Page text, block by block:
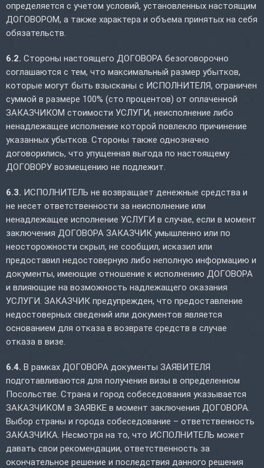
определяется с учетом условий, установленных настоящим
ДОГОВОРОМ, а также характера и объема принятых на себя
обязательств.
6.2. Стороны настоящего ДОГОВОРА безоговорочно
соглашаются с тем, что максимальный размер убытков,
которые могут быть взысканы с ИСПОЛНИТЕЛЯ, ограничен
суммой в размере 100% (сто процентов) от оплаченной
ЗАКАЗЧИКОМ стоимости УСЛУГИ, неисполнение либо
ненадлежащее исполнение которой повлекло причинение
указанных убытков. Стороны также однозначно
договорились, что упущенная выгода по настоящему
ДОГОВОРУ возмещению не подлежит.
6.3. ИСПОЛНИТЕЛЬ не возвращает денежные средства и
не несет ответственности за неисполнение или
ненадлежащее исполнение УСЛУГИ в случае, если в момент
заключения ДОГОВОРА ЗАКАЗЧИК умышленно или по
неосторожности скрыл, не сообщил, исказил или
предоставил недостоверную либо неполную информацию и
документы, имеющие отношение к исполнению ДОГОВОРА
и влияющие на возможность надлежащего оказания
УСЛУГИ. ЗАКАЗЧИК предупрежден, что предоставление
недостоверных сведений или документов является
основанием для отказа в возврате средств в случае
отказа в визе.
6.4. В рамках ДОГОВОРА документы ЗАЯВИТЕЛЯ
подготавливаются для получения визы в определенном
Посольстве. Страна и город собеседования указывается
ЗАКАЗЧИКОМ в ЗАЯВКЕ в момент заключения ДОГОВОРА.
Выбор страны и города собеседование – ответственность
ЗАКАЗЧИКА. Несмотря на то, что ИСПОЛНИТЕЛЬ может
давать свои рекомендации, ответственность за
окончательное решение и последствия данного решения